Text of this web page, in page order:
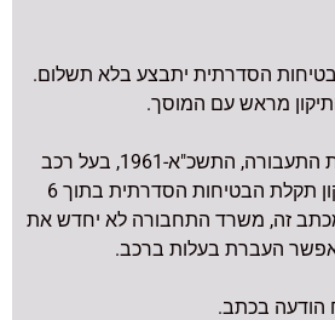
הסדרתית יתבצע בלא תשלום.
מראש עם המוסך.
על פי תקנה 306א לתקנות התעבורה, התשכ"א-1961, בעל רכב
שלא יבצע בפועל את תיקון תקלת הבטיחות הסדרתית בתוך 6
זה, משרד התחבורה לא יחדש את
העברת בעלות ברכב.
הודעה בכתב.